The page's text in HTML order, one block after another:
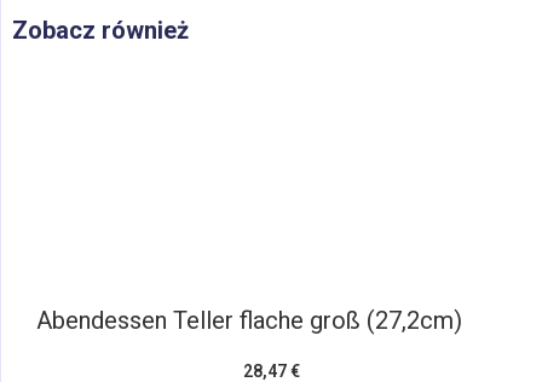
Zobacz również
Abendessen Teller flache groß (27,2cm)
28,47 €